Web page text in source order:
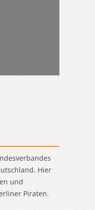
Hier
und
Piraten.